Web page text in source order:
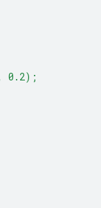
0.2);